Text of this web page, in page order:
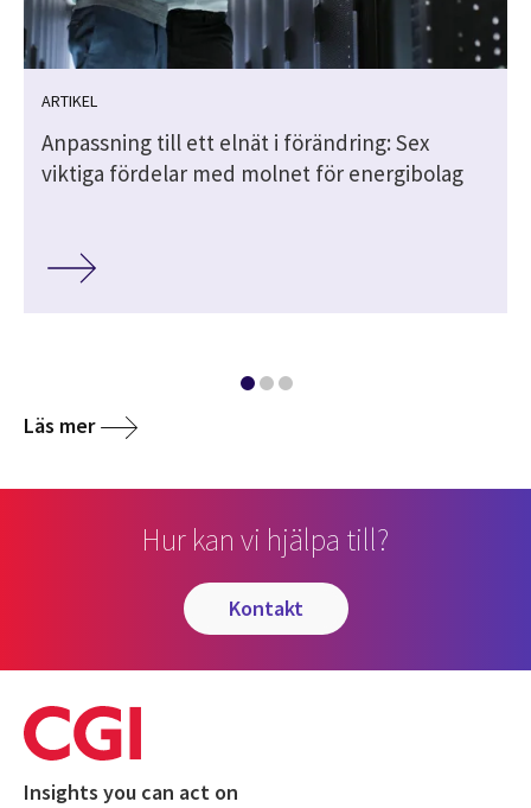
ARTIKEL
Anpassning till ett elnät i förändring: Sex
viktiga fördelar med molnet för energibolag
Läs mer
Hur kan vi hjälpa till?
kontakt
Insights you can act on